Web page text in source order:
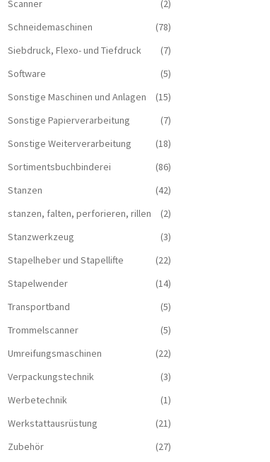
Scanner
(2)
Schneidemaschinen
(78)
Siebdruck, Flexo- und Tiefdruck
(7)
Software
(5)
Sonstige Maschinen und Anlagen
(15)
Sonstige Papierverarbeitung
(7)
Sonstige Weiterverarbeitung
(18)
Sortimentsbuchbinderei
(86)
Stanzen
(42)
stanzen, falten, perforieren, rillen
(2)
Stanzwerkzeug
(3)
Stapelheber und Stapellifte
(22)
Stapelwender
(14)
Transportband
(5)
Trommelscanner
(5)
Umreifungsmaschinen
(22)
Verpackungstechnik
(3)
Werbetechnik
(1)
Werkstattausrüstung
(21)
Zubehör
(27)